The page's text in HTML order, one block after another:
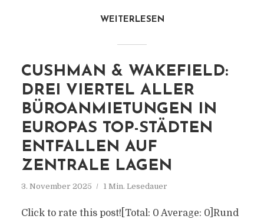
WEITERLESEN
CUSHMAN & WAKEFIELD:
DREI VIERTEL ALLER
BÜROANMIETUNGEN IN
EUROPAS TOP-STÄDTEN
ENTFALLEN AUF
ZENTRALE LAGEN
3. November 2025 1 Min. Lesedauer
Click to rate this post![Total: 0 Average: 0]Rund